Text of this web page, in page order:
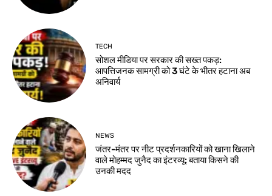
TECH
सोशल मीडिया पर सरकार की सख्त पकड़:
आपत्तिजनक सामग्री को 3 घंटे के भीतर हटाना अब
अनिवार्य
NEWS
जंतर-मंतर पर नीट प्रदर्शनकारियों को खाना खिलाने
वाले मोहम्मद जुनैद का इंटरव्यू: बताया किसने की
उनकी मदद